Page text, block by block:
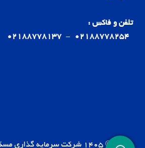
تلفن و فاکس :
02188778254
-
02188778137
© 1405 شرکت سرمایه گذاری مسکن نوین پایدار